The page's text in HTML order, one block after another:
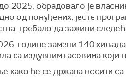
2025. обрадовало је
од понуђених, јесте
требало да заживи
26. године замени 140
са издувним гасовима
како ће се држава носити